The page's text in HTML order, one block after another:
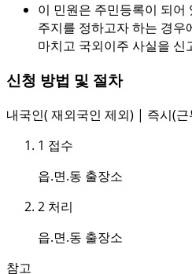
이 민원은 주민등록이 되어
주지를 정하고자 하는 경
마치고 국외이주 사실을 신
신청 방법 및 절차
내국인( 재외국인 제외) | 즉시(
1 접수
읍.면.동 출장소
2 처리
읍.면.동 출장소
참고